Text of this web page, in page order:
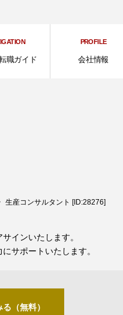
職ガイド
PROFILE
会社情報
生産コンサルタント [ID:28276]
インいたします。
サポートいたします。
（無料）